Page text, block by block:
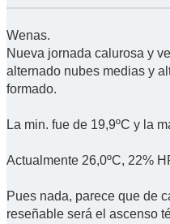
Wenas.
Nueva jornada calurosa y
alternado nubes medias y
formado.
La min. fue de 19,9ºC y la
Actualmente 26,0ºC, 22%
Pues nada, parece que de
reseñable será el ascenso